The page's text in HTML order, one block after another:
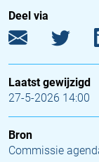
Deel via
Laatst gewijzigd
27-5-2026 14:00
Bron
Commissie